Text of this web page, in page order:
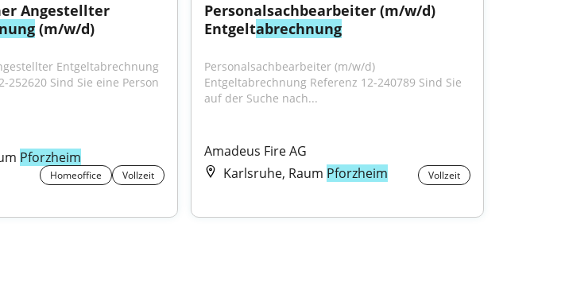
Angestellter
(m/w/d)
Entgeltabrechnung
252620 Sind Sie eine Person
Pforzheim
Homeoffice Vollzeit
Personalsachbearbeiter (m/w/d)
Entgeltabrechnung
Personalsachbearbeiter (m/w/d)
Entgeltabrechnung Referenz 12-240789 Sind Sie
auf der Suche nach...
Amadeus Fire AG
Karlsruhe, Raum Pforzheim Vollzeit